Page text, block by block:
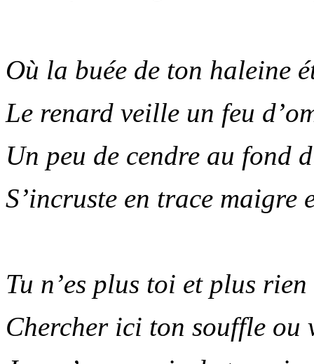
Où la buée de ton
Le renard veille un feu
Un peu de cendre au fond
S’incruste en trace maigre
Tu n’es plus toi et plus
Chercher ici ton souffle